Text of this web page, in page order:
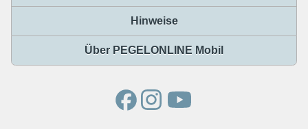
Hinweise
Über PEGELONLINE Mobil